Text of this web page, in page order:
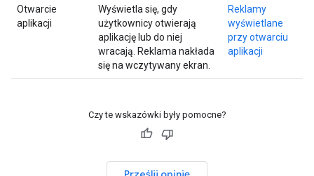
Otwarcie
aplikacji
Wyświetla się, gdy
użytkownicy otwierają
aplikację lub do niej
wracają. Reklama nakłada
się na wczytywany ekran.
Reklamy
wyświetlane
przy otwarciu
aplikacji
Czy te wskazówki były pomocne?